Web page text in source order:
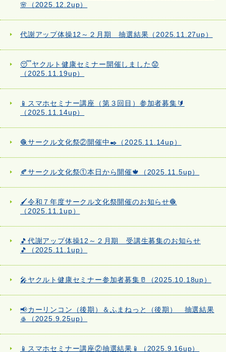
🌸（2025.12.2up）
代謝アップ体操12～２月期 抽選結果（2025.11.27up）
😴ヤクルト健康セミナー開催しました😟
（2025.11.19up）
📱スマホセミナー講座（第３回目）参加者募集🔰
（2025.11.14up）
🧶サークル文化祭②開催中✒️（2025.11.14up）
🍂サークル文化祭①本日から開催🍁（2025.11.5up）
🖌️令和７年度サークル文化祭開催のお知らせ🧶
（2025.11.1up）
🎵代謝アップ体操12～２月期 受講生募集のお知らせ
🎵（2025.11.1up）
🎤ヤクルト健康セミナー参加者募集🥛（2025.10.18up）
📢カーリンコン（後期）＆ふまねっと（後期） 抽選結果
🥌（2025.9.25up）
📱スマホセミナー講座②抽選結果📱（2025.9.16up）